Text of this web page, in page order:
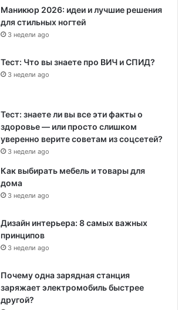
Маникюр 2026: идеи и лучшие решения
для стильных ногтей
3 недели ago
Тест: Что вы знаете про ВИЧ и СПИД?
3 недели ago
Тест: знаете ли вы все эти факты о
здоровье — или просто слишком
уверенно верите советам из соцсетей?
3 недели ago
Как выбирать мебель и товары для
дома
3 недели ago
Дизайн интерьера: 8 самых важных
принципов
3 недели ago
Почему одна зарядная станция
заряжает электромобиль быстрее
другой?